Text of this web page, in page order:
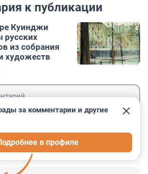
к публикации
Куинджи
русских
из собрания
художеств
за комментарии и другие
в профиле